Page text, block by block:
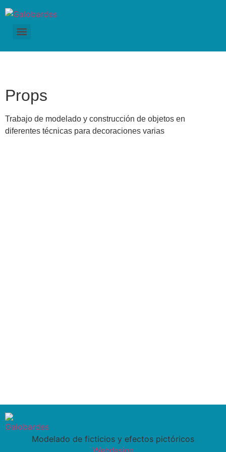
Props
Trabajo de modelado y construcción de objetos en
diferentes técnicas para decoraciones varias
Modelado de ficticios y efectos pictóricos